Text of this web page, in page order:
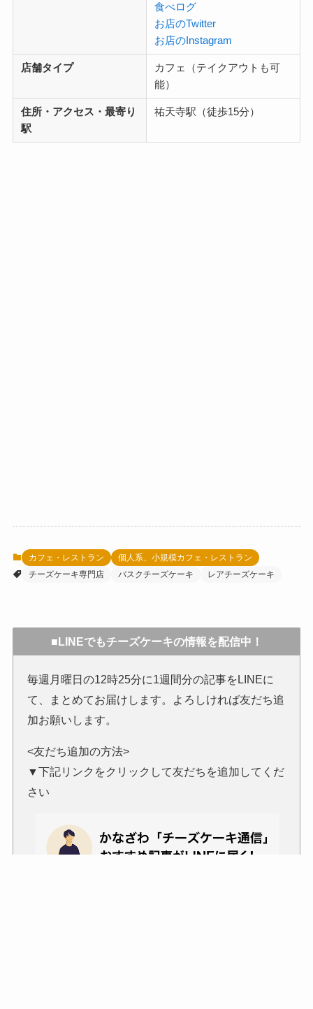
食べログ
お店のTwitter
お店のInstagram
店舗タイプ
カフェ（テイクアウトも可
能）
住所・アクセス・最寄り
駅
祐天寺駅（徒歩15分）
カフェ・レストラン
個人系、小規模カフェ・レストラン
チーズケーキ専門店
バスクチーズケーキ レアチーズケーキ
■LINEでもチーズケーキの情報を配信中！
毎週月曜日の12時25分に1週間分の記事をLINEに
て、まとめてお届けします。よろしければ友だち追
加お願いします。
<友だち追加の方法>
▼下記リンクをクリックして友だちを追加してくだ
さい